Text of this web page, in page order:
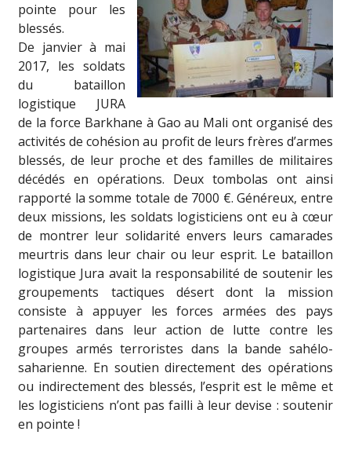
pointe pour les
blessés.
De janvier à mai
2017, les soldats
du bataillon
logistique JURA
de la force Barkhane à Gao au Mali ont organisé des
activités de cohésion au profit de leurs frères d’armes
blessés, de leur proche et des familles de militaires
décédés en opérations. Deux tombolas ont ainsi
rapporté la somme totale de 7000 €. Généreux, entre
deux missions, les soldats logisticiens ont eu à cœur
de montrer leur solidarité envers leurs camarades
meurtris dans leur chair ou leur esprit. Le bataillon
logistique Jura avait la responsabilité de soutenir les
groupements tactiques désert dont la mission
consiste à appuyer les forces armées des pays
partenaires dans leur action de lutte contre les
groupes armés terroristes dans la bande sahélo-
saharienne. En soutien directement des opérations
ou indirectement des blessés, l’esprit est le même et
les logisticiens n’ont pas failli à leur devise : soutenir
en pointe !